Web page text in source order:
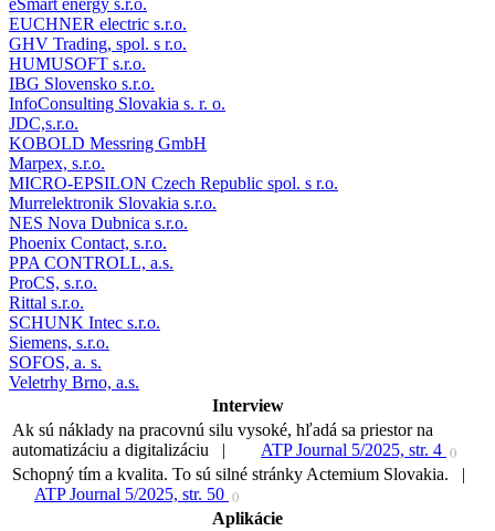
EUCHNER electric s.r.o.
GHV Trading, spol. s r.o.
HUMUSOFT s.r.o.
IBG Slovensko s.r.o.
InfoConsulting Slovakia s. r. o.
JDC,s.r.o.
KOBOLD Messring GmbH
Marpex, s.r.o.
MICRO-EPSILON Czech Republic spol. s r.o.
Murrelektronik Slovakia s.r.o.
NES Nova Dubnica s.r.o.
Phoenix Contact, s.r.o.
PPA CONTROLL, a.s.
ProCS, s.r.o.
Rittal s.r.o.
SCHUNK Intec s.r.o.
Siemens, s.r.o.
SOFOS, a. s.
Veletrhy Brno, a.s.
Interview
Ak sú náklady na pracovnú silu vysoké, hľadá sa priestor na
automatizáciu a digitalizáciu |
ATP Journal 5/2025, str. 4 ()
Schopný tím a kvalita. To sú silné stránky Actemium Slovakia. |
ATP Journal 5/2025, str. 50
()
Aplikácie